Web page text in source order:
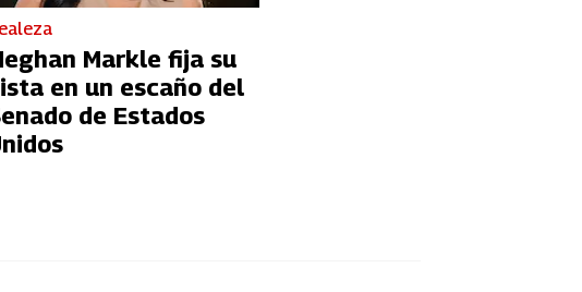
Markle fija su
en un escaño del
de Estados